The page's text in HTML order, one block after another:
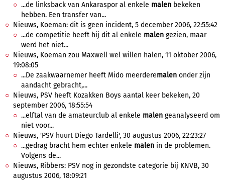
...de linksback van Ankaraspor al enkele malen bekeken
hebben. Een transfer van...
Nieuws, Koeman: dit is geen incident, 5 december 2006, 22:55:42
...de competitie heeft hij dit al enkele malen gezien, maar
werd het niet...
Nieuws, Koeman zou Maxwell wel willen halen, 11 oktober 2006,
19:08:05
...De zaakwaarnemer heeft Mido meerderemalen onder zijn
aandacht gebracht,...
Nieuws, PSV heeft Kozakken Boys aantal keer bekeken, 20
september 2006, 18:55:54
...elftal van de amateurclub al enkele malen geanalyseerd om
niet voor...
Nieuws, 'PSV huurt Diego Tardelli', 30 augustus 2006, 22:23:27
...gedrag bracht hem echter enkele malen in de problemen.
Volgens de...
Nieuws, Ribbers: PSV nog in gezondste categorie bij KNVB, 30
augustus 2006, 18:09:21